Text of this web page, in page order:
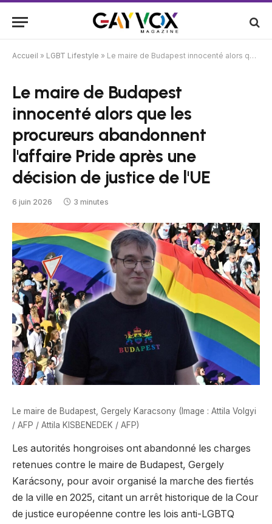
Accueil » LGBT Lifestyle » Le maire de Budapest innocenté alors que les procureurs abandonnent l'affaire Pride après une décision de justice de l'UE
Le maire de Budapest
innocenté alors que les
procureurs abandonnent
l'affaire Pride après une
décision de justice de l'UE
6 juin 2026 3 minutes
Le maire de Budapest, Gergely Karacsony (Image : Attila Volgyi
/ AFP / Attila KISBENEDEK / AFP)
Les autorités hongroises ont abandonné les charges
retenues contre le maire de Budapest, Gergely
Karácsony, pour avoir organisé la marche des fiertés
de la ville en 2025, citant un arrêt historique de la Cour
de justice européenne contre les lois anti-LGBTQ